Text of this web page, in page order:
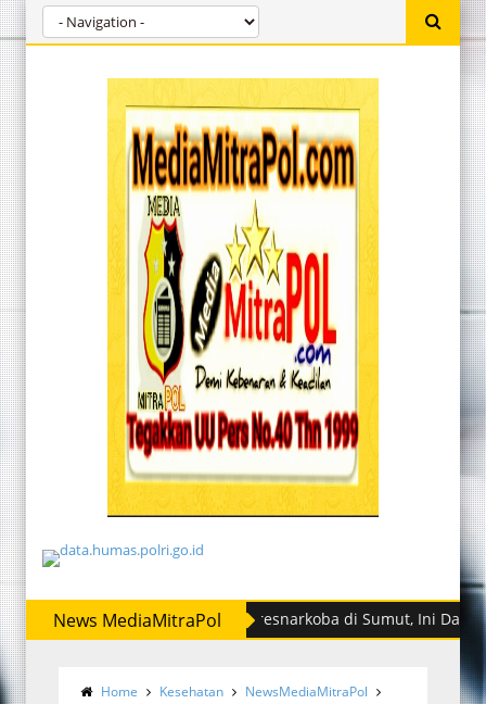
News MediaMitraPol
Kasatreskrim-Kasatresnarkoba di Sumut, Ini Daftar
Home Kesehatan
NewsMediaMitraPol